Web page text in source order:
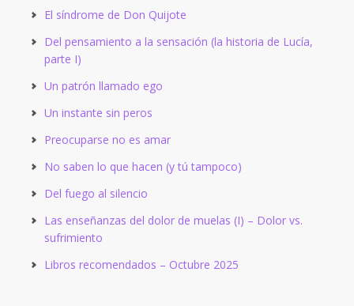
El síndrome de Don Quijote
Del pensamiento a la sensación (la historia de Lucía,
parte I)
Un patrón llamado ego
Un instante sin peros
Preocuparse no es amar
No saben lo que hacen (y tú tampoco)
Del fuego al silencio
Las enseñanzas del dolor de muelas (I) – Dolor vs.
sufrimiento
Libros recomendados – Octubre 2025